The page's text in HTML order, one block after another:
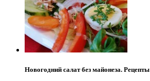
Новогодний салат без майонеза. Рецепты